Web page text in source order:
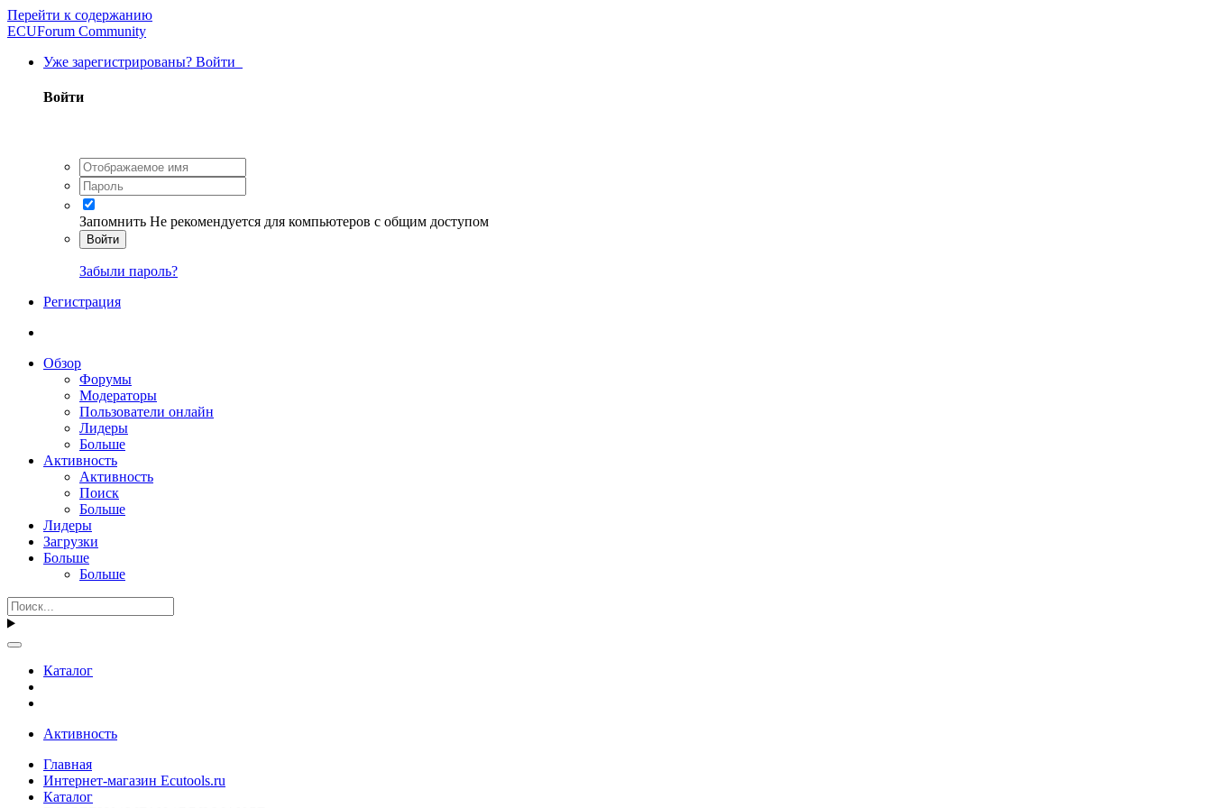
Перейти к содержанию
ECUForum Community
Уже зарегистрированы? Войти
Войти
Запомнить Не рекомендуется для компьютеров с общим доступом
Войти
Забыли пароль?
Регистрация
Обзор
Форумы
Модераторы
Пользователи онлайн
Лидеры
Больше
Активность
Активность
Поиск
Больше
Лидеры
Загрузки
Больше
Больше
Каталог
Активность
Главная
Интернет-магазин Ecutools.ru
Каталог